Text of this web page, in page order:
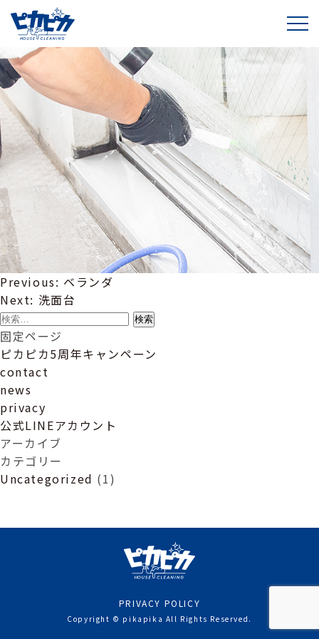
ガラス・サッシクリーニング
投
稿
ナ
ビ
ゲ
ー
シ
ョ
ン
Previous: ベランダ
Next: 洗面台
検
索:
固定ページ
ピカピカ5周年キャンペーン
contact
news
privacy
公式LINEアカウント
アーカイブ
カテゴリー
Uncategorized (1)
PRIVACY POLICY
Copyright © pikapika All Rights Reserved.